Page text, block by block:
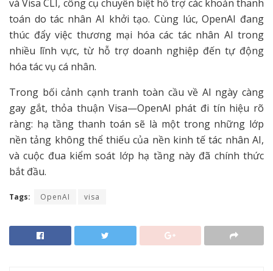
và Visa CLI, công cụ chuyên biệt hỗ trợ các khoản thanh
toán do tác nhân AI khởi tạo. Cùng lúc, OpenAI đang
thúc đẩy việc thương mại hóa các tác nhân AI trong
nhiều lĩnh vực, từ hỗ trợ doanh nghiệp đến tự động
hóa tác vụ cá nhân.
Trong bối cảnh cạnh tranh toàn cầu về AI ngày càng
gay gắt, thỏa thuận Visa—OpenAI phát đi tín hiệu rõ
ràng: hạ tầng thanh toán sẽ là một trong những lớp
nền tảng không thể thiếu của nền kinh tế tác nhân AI,
và cuộc đua kiểm soát lớp hạ tầng này đã chính thức
bắt đầu.
Tags: OpenAI visa